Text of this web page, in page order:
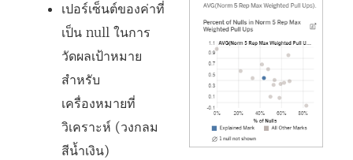
เปอร์เซ็นต์ของค่าที่
เป็น null ในการ
วัดผลเป้าหมาย
สำหรับ
เครื่องหมายที่
วิเคราะห์ (วงกลม
สีน้ำเงิน)